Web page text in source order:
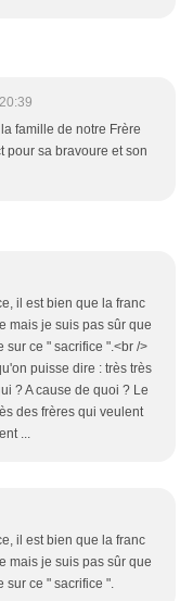
famille de notre Frère
pour sa bravoure et son
il est bien que la franc
mais je suis pas sûr que
sur ce " sacrifice ".<br />
puisse dire : très très
? A cause de quoi ? Le
des frères qui veulent
...
il est bien que la franc
mais je suis pas sûr que
sur ce " sacrifice ".